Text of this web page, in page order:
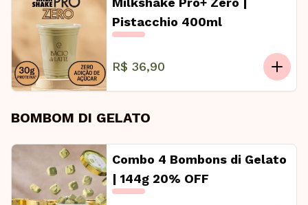
Pistacchio 400ml
R$ 36,90
BOMBOM DI GELATO
Combo 4 Bombons di Gelato
| 144g 20% OFF